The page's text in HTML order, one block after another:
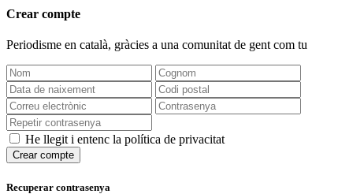
Crear compte
Periodisme en català, gràcies a una comunitat de gent com tu
He llegit i entenc la política de privacitat
Crear compte
Recuperar contrasenya